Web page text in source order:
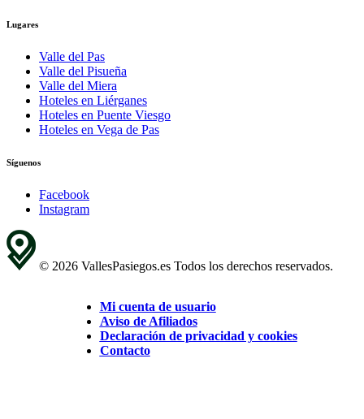
Lugares
Valle del Pas
Valle del Pisueña
Valle del Miera
Hoteles en Liérganes
Hoteles en Puente Viesgo
Hoteles en Vega de Pas
Síguenos
Facebook
Instagram
© 2026 VallesPasiegos.es Todos los derechos reservados.
Mi cuenta de usuario
Aviso de Afiliados
Declaración de privacidad y cookies
Contacto